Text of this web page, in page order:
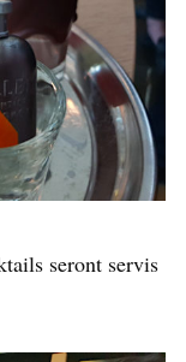
seront servis